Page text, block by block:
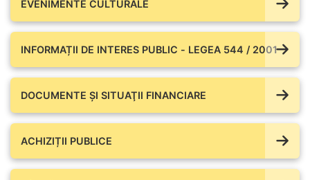
EVENIMENTE CULTURALE
INFORMAȚII DE INTERES PUBLIC - LEGEA 544 / 2001
DOCUMENTE ŞI SITUAŢII FINANCIARE
ACHIZIȚII PUBLICE